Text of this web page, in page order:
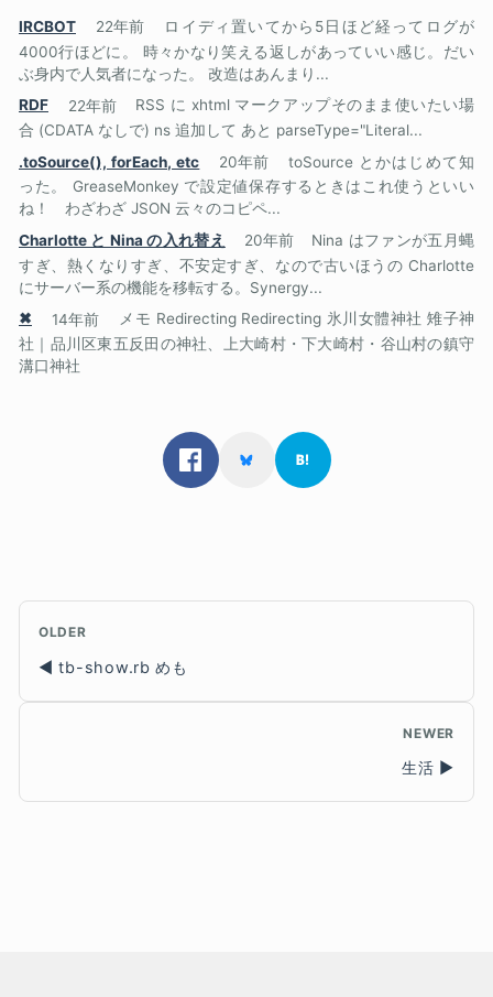
IRCBOT 22年前
ロイディ置いてから5日ほど経ってログが
4000行ほどに。 時々かなり笑える返しがあっていい感じ。だい
ぶ身内で人気者になった。 改造はあんまり...
RDF
22年前
RSS に xhtml マークアップそのまま使いたい場
合 (CDATA なしで) ns 追加して あと parseType="Literal...
.toSource(), forEach, etc
20年前
toSource とかはじめて知
った。 GreaseMonkey で設定値保存するときはこれ使うといい
ね！ わざわざ JSON 云々のコピペ...
Charlotte と Nina の入れ替え
20年前
Nina はファンが五月蝿
すぎ、熱くなりすぎ、不安定すぎ、なので古いほうの Charlotte
にサーバー系の機能を移転する。Synergy...
✖
14年前
メモ Redirecting Redirecting 氷川女體神社 雉子神
社｜品川区東五反田の神社、上大崎村・下大崎村・谷山村の鎮守
溝口神社
OLDER
tb-show.rb めも
NEWER
生活